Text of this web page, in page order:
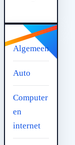
Algemeen
Auto
Computer
en
internet